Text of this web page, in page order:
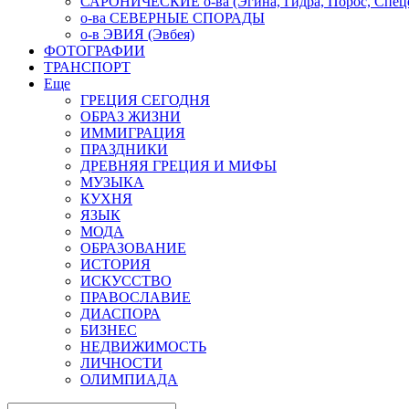
о-ва СЕВЕРНЫЕ СПОРАДЫ
о-в ЭВИЯ (Эвбея)
ФОТОГРАФИИ
ТРАНСПОРТ
Еще
ГРЕЦИЯ СЕГОДНЯ
ОБРАЗ ЖИЗНИ
ИММИГРАЦИЯ
ПРАЗДНИКИ
ДРЕВНЯЯ ГРЕЦИЯ И МИФЫ
МУЗЫКА
КУХНЯ
ЯЗЫК
МОДА
ОБРАЗОВАНИЕ
ИСТОРИЯ
ИСКУССТВО
ПРАВОСЛАВИЕ
ДИАСПОРА
БИЗНЕС
НЕДВИЖИМОСТЬ
ЛИЧНОСТИ
ОЛИМПИАДА